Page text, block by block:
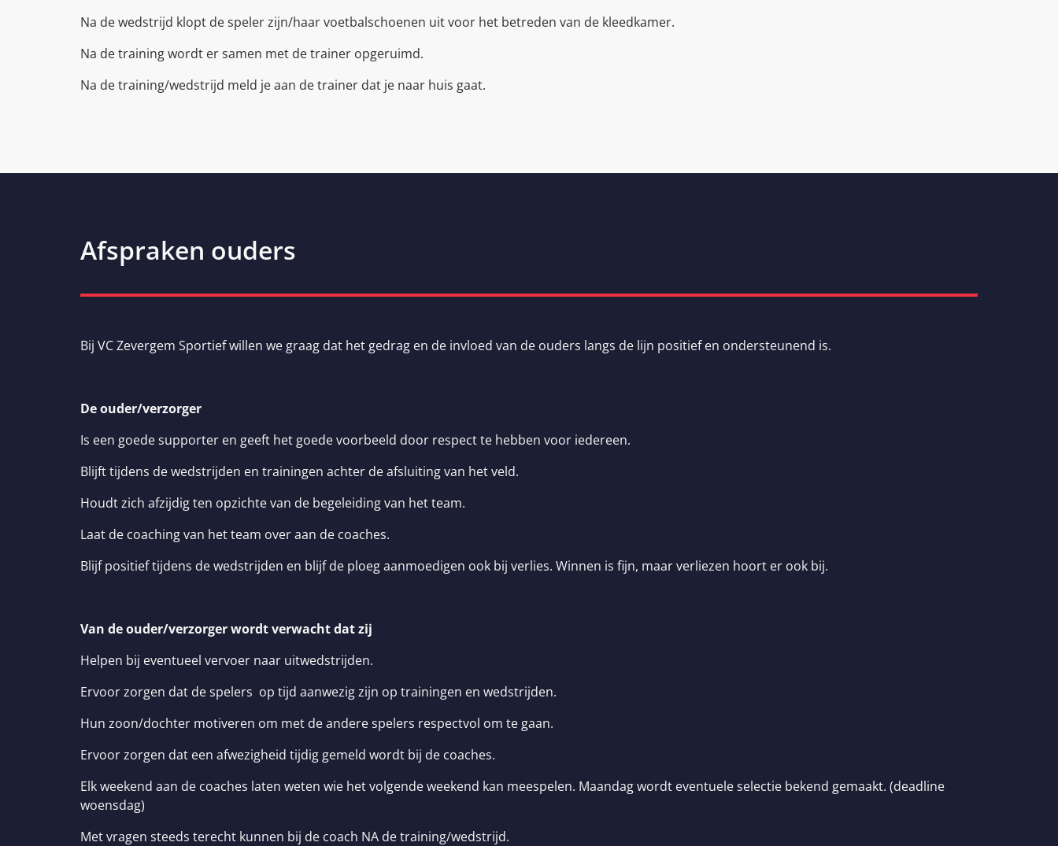
Na de wedstrijd klopt de speler zijn/haar voetbalschoenen uit voor het betreden van de kleedkamer.
Na de training wordt er samen met de trainer opgeruimd.
Na de training/wedstrijd meld je aan de trainer dat je naar huis gaat.
Afspraken ouders
Bij VC Zevergem Sportief willen we graag dat het gedrag en de invloed van de ouders langs de lijn positief en ondersteunend is.
De ouder/verzorger
Is een goede supporter en geeft het goede voorbeeld door respect te hebben voor iedereen.
Blijft tijdens de wedstrijden en trainingen achter de afsluiting van het veld.
Houdt zich afzijdig ten opzichte van de begeleiding van het team.
Laat de coaching van het team over aan de coaches.
Blijf positief tijdens de wedstrijden en blijf de ploeg aanmoedigen ook bij verlies. Winnen is fijn, maar verliezen hoort er ook bij.
Van de ouder/verzorger wordt verwacht dat zij
Helpen bij eventueel vervoer naar uitwedstrijden.
Ervoor zorgen dat de spelers op tijd aanwezig zijn op trainingen en wedstrijden.
Hun zoon/dochter motiveren om met de andere spelers respectvol om te gaan.
Ervoor zorgen dat een afwezigheid tijdig gemeld wordt bij de coaches.
Elk weekend aan de coaches laten weten wie het volgende weekend kan meespelen. Maandag wordt eventuele selectie bekend gemaakt. (deadline
woensdag)
Met vragen steeds terecht kunnen bij de coach NA de training/wedstrijd.